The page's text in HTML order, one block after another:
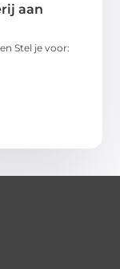
aan
Stel je voor: